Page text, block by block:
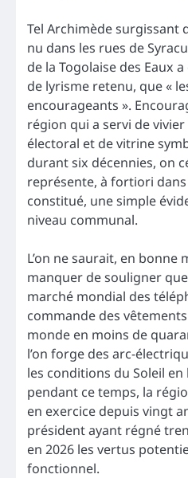
Tel Archimède surgissant
nu dans les rues de
de la Togolaise des Eaux
de lyrisme retenu, que «
encourageants ».
région qui a servi de
électoral et de vitrine
durant six décennies, on
représente, à fortiori
constitué, une simple
niveau communal.
L’on ne saurait, en
manquer de souligner
marché mondial des
commande des
monde en moins de
l’on forge des arc-
les conditions du Soleil
pendant ce temps, la
en exercice depuis vingt
président ayant régné
en 2026 les vertus
fonctionnel.